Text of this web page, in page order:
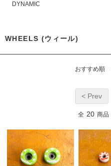
DYNAMIC
WHEELS (ウィール)
おすすめ順
< Prev
全 20 商品